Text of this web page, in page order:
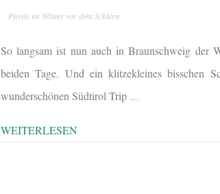
Pferde im Winter vor dem Schlern
So langsam ist nun auch in Braunschweig der
beiden Tage. Und ein klitzekleines bisschen
wunderschönen Südtirol Trip …
WEITERLESEN